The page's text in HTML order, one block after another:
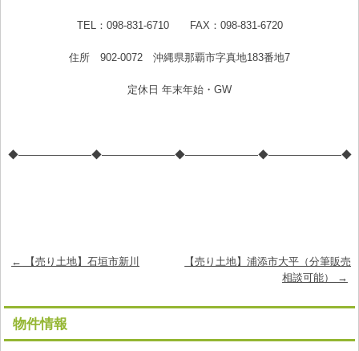
TEL：098-831-6710 FAX：098-831-6720
住所 902-0072 沖縄県那覇市字真地183番地7
定休日 年末年始・GW
◆―――――――◆―――――――◆―――――――◆―――――――◆
Post
← 【売り土地】石垣市新川
【売り土地】浦添市大平（分筆販売
相談可能）
→
物件情報